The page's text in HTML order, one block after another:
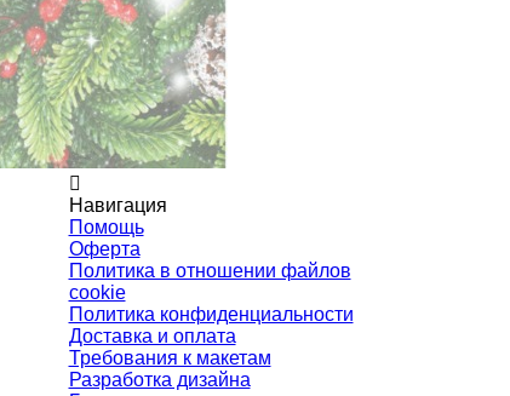
Навигация
Помощь
Оферта
Политика в отношении файлов
cookie
Политика конфиденциальности
Доставка и оплата
Требования к макетам
Разработка дизайна